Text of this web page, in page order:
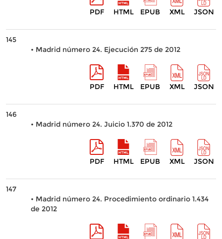
PDF HTML EPUB XML JSON
145
• Madrid número 24. Ejecución 275 de 2012
PDF HTML EPUB XML JSON
146
• Madrid número 24. Juicio 1.370 de 2012
PDF HTML EPUB XML JSON
147
• Madrid número 24. Procedimiento ordinario 1.434
de 2012